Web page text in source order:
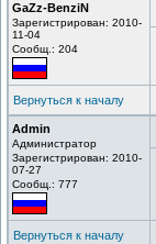
GaZz-BenziN
Зарегистрирован: 2010-
11-04
Сообщ.: 204
Вернуться к началу
Admin
Администратор
Зарегистрирован: 2010-
07-27
Сообщ.: 777
Вернуться к началу